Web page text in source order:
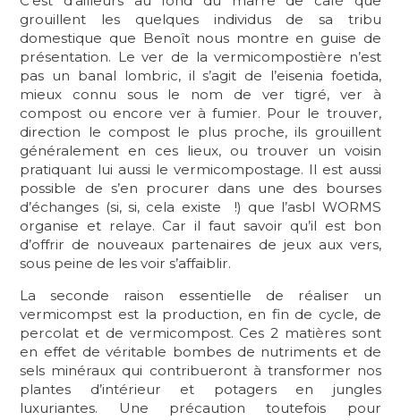
grouillent les quelques individus de sa tribu
domestique que Benoît nous montre en guise de
présentation. Le ver de la vermicompostière n’est
pas un banal lombric, il s’agit de l’eisenia foetida,
mieux connu sous le nom de ver tigré, ver à
compost ou encore ver à fumier. Pour le trouver,
direction le compost le plus proche, ils grouillent
généralement en ces lieux, ou trouver un voisin
pratiquant lui aussi le vermicompostage. Il est aussi
possible de s’en procurer dans une des bourses
d’échanges (si, si, cela existe !) que l’asbl WORMS
organise et relaye. Car il faut savoir qu’il est bon
d’offrir de nouveaux partenaires de jeux aux vers,
sous peine de les voir s’affaiblir.
La seconde raison essentielle de réaliser un
vermicompst est la production, en fin de cycle, de
percolat et de vermicompost. Ces 2 matières sont
en effet de véritable bombes de nutriments et de
sels minéraux qui contribueront à transformer nos
plantes d’intérieur et potagers en jungles
luxuriantes. Une précaution toutefois pour